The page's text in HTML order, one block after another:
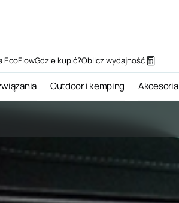
EcoFlowGdzie kupić?Oblicz wydajność
Outdoor i kemping Akcesoria